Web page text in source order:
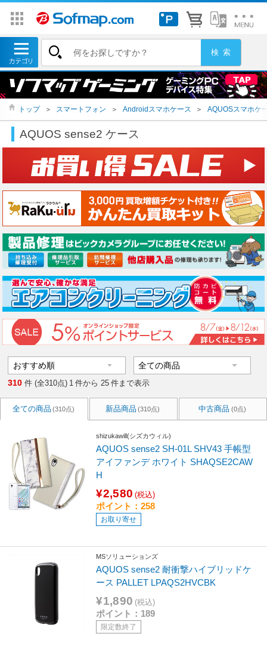
トップ ＞ スマートフォン ＞ Androidスマホケース ＞ AQUOSスマホケ
AQUOS sense2 ケース
310 件 (全310点) 1 件から 25 件まで表示
全ての商品 (310点) 新品商品 (310点) 中古商品 (0点)
shizukawill(シズカウィル)
AQUOS sense2 SH-01L SHV43 手帳型
アイファンデ ホワイト SHAQSE2CAW
H
¥2,580 (税込)
ポイント：258
お取り寄せ
MSソリューションズ
AQUOS sense2 耐衝撃ハイブリッドケ
ース PALLET LPAQS2HVCBK
¥1,890 (税込)
ポイント：189
限定数終了